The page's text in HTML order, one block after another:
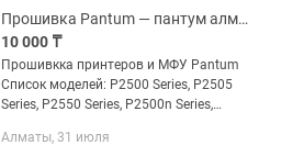
Прошивка Pantum — пантум алматы принтеров и МФУ
10 000 ₸
Прошивкка принтеров и МФУ Pantum
Список моделей: P2500 Series, P2505
Series, P2550 Series, P2500n Series,
Алматы, 31 июля